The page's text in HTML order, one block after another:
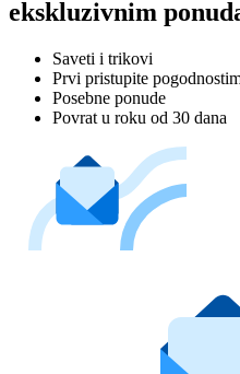
ekskluzivnim
Saveti i trikovi
Prvi pristupite
Posebne ponude
Povrat u roku od 30 dana